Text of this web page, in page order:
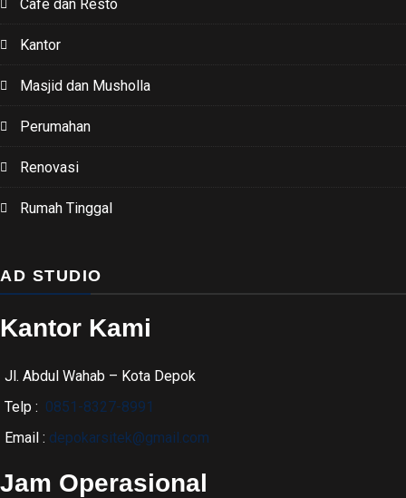
Cafe dan Resto
Kantor
Masjid dan Musholla
Perumahan
Renovasi
Rumah Tinggal
AD STUDIO
Kantor Kami
Jl. Abdul Wahab – Kota Depok
Telp : 0851-8327-8991
Email : depokarsitek@gmail.com
Jam Operasional